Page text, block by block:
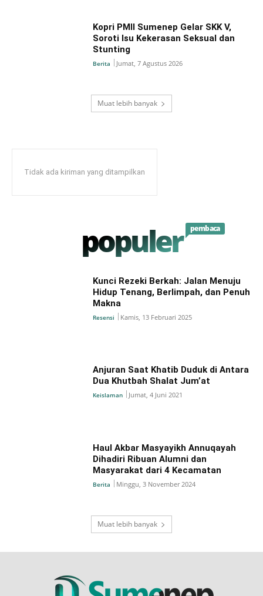
Kopri PMII Sumenep Gelar SKK V,
Soroti Isu Kekerasan Seksual dan
Stunting
Berita Jumat, 7 Agustus 2026
Muat lebih banyak
Tidak ada kiriman yang ditampilkan
populer pembaca
Kunci Rezeki Berkah: Jalan Menuju
Hidup Tenang, Berlimpah, dan Penuh
Makna
Resensi Kamis, 13 Februari 2025
Anjuran Saat Khatib Duduk di Antara
Dua Khutbah Shalat Jum’at
Keislaman Jumat, 4 Juni 2021
Haul Akbar Masyayikh Annuqayah
Dihadiri Ribuan Alumni dan
Masyarakat dari 4 Kecamatan
Berita Minggu, 3 November 2024
Muat lebih banyak